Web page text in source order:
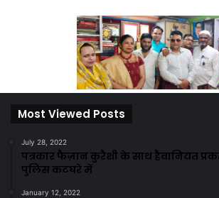
Most Viewed Posts
July 28, 2022
पत्रकार फैज़ान कुरैशी के साथ हैवानियत
पुलिस कटघरे में
January 12, 2022